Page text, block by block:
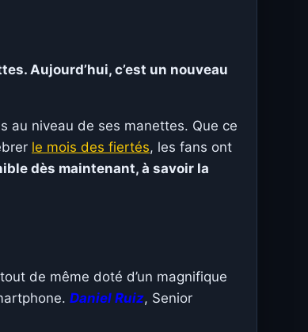
Aujourd’hui, c’est un nouveau
au niveau de ses manettes. Que ce
le mois des fiertés, les fans ont
dès maintenant, à savoir la
de même doté d’un magnifique
Daniel Ruiz, Senior